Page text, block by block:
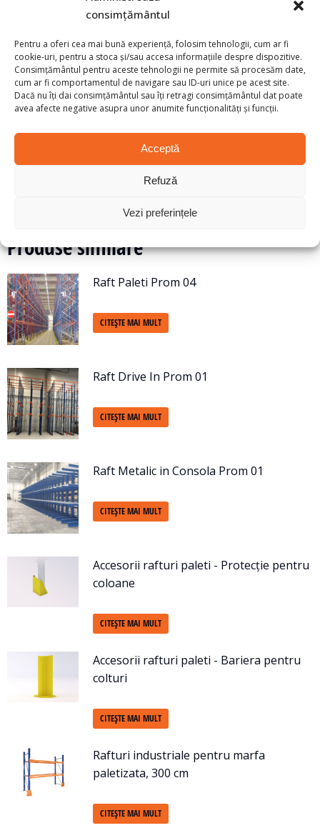
consimțământul
Pentru a oferi cea mai bună experiență, folosim tehnologii, cum ar fi
cookie-uri, pentru a stoca și/sau accesa informațiile despre dispozitive.
Consimțământul pentru aceste tehnologii ne permite să procesăm date,
cum ar fi comportamentul de navigare sau ID-uri unice pe acest site.
Dacă nu îți dai consimțământul sau îți retragi consimțământul dat poate
avea afecte negative asupra unor anumite funcționalități și funcții.
Acceptă
Refuză
Vezi preferințele
Rafturile sunt conectate între ele în rând dublu de doi
distanţieri, pentru a le asigura o mai mare stabilitate.
Tunelele de trecere pentru persoane sau echipamente
sunt echipate cu polițe din plăci de PAL sau grilaje din
oțel, pentru a le proteja împotriva căderii mărfurilor din
paleţi.
Fii primul care adaugi o recenzie la „Raft
pentru paleti SL20 4626/1100/1000”
autentificatpentru a publica o recenzie.
Produse similare
Raft Paleti Prom 04
CITEȘTE MAI MULT
Raft Drive In Prom 01
CITEȘTE MAI MULT
Raft Metalic in Consola Prom 01
CITEȘTE MAI MULT
Accesorii rafturi paleti - Protecție pentru
coloane
CITEȘTE MAI MULT
Accesorii rafturi paleti - Bariera pentru
colturi
CITEȘTE MAI MULT
Rafturi industriale pentru marfa
paletizata, 300 cm
CITEȘTE MAI MULT